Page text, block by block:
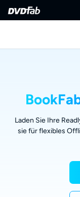
Laden Sie Ihre
sie für flexibles